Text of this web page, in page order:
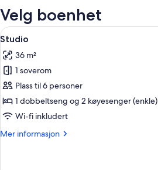
kjøpesenter
Velg boenhet
Åpne
alle
bildene
av
Studio
21
Studio
36 m²
1 soverom
Plass til 6 personer
1 dobbeltseng og 2 køyesenger (enkle)
Wi-fi inkludert
Mer informasjon
Mer